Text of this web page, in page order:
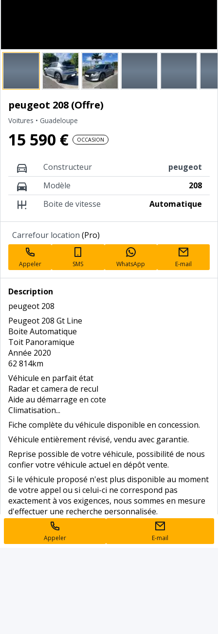
peugeot 208 (Offre)
Voitures • Guadeloupe
15 590 € OCCASION
Constructeur
peugeot
Modèle
208
Boite de vitesse
Automatique
Annonceur
professionnel
Carrefour location (Pro)
Appeler SMS WhatsApp E-mail
Appeler E-mail
Description
peugeot 208
Peugeot 208 Gt Line
Boite Automatique
Toit Panoramique
Année 2020
62 814km
Véhicule en parfait état
Radar et camera de recul
Aide au démarrage en cote
Climatisation...
Fiche complète du véhicule disponible en concession.
Véhicule entièrement révisé, vendu avec garantie.
Reprise possible de votre véhicule, possibilité de nous
confier votre véhicule actuel en dépôt vente.
Si le véhicule proposé n'est plus disponible au moment
de votre appel ou si celui-ci ne correspond pas
exactement à vos exigences, nous sommes en mesure
d'effectuer une recherche personnalisée.
************* CARTE GRISE ********
Habilitation et Agrément pour effectuer votre carte
grise sur place. Pièces à fournir : Carte d’identité +